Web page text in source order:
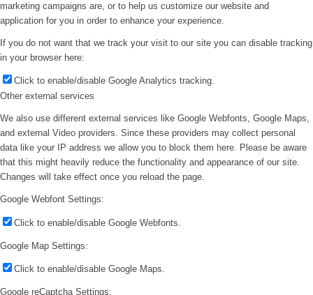
marketing campaigns are, or to help us customize our website and
application for you in order to enhance your experience.
If you do not want that we track your visit to our site you can disable tracking
in your browser here:
Click to enable/disable Google Analytics tracking.
Other external services
We also use different external services like Google Webfonts, Google Maps,
and external Video providers. Since these providers may collect personal
data like your IP address we allow you to block them here. Please be aware
that this might heavily reduce the functionality and appearance of our site.
Changes will take effect once you reload the page.
Google Webfont Settings:
Click to enable/disable Google Webfonts.
Google Map Settings:
Click to enable/disable Google Maps.
Google reCaptcha Settings: